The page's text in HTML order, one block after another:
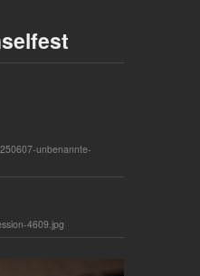
unbenannte-
4609.jpg